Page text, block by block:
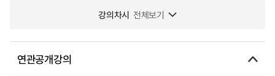
강의차시 전체보기
연관공개강의